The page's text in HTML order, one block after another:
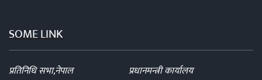
SOME LINK
प्रतिनिधि सभा,नेपाल
प्रधानमन्त्री कार्यालय